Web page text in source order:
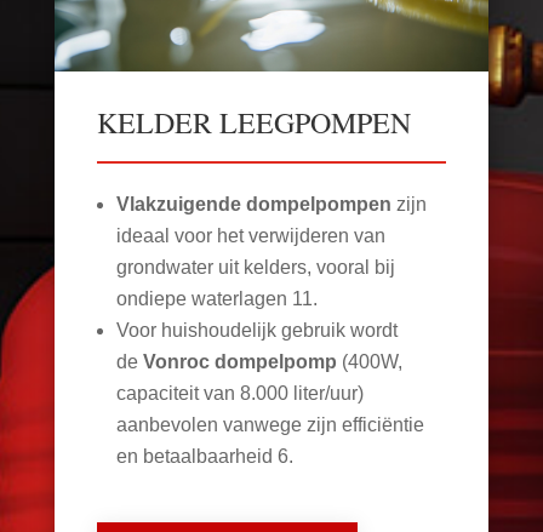
KELDER LEEGPOMPEN
Vlakzuigende dompelpompen zijn
ideaal voor het verwijderen van
grondwater uit kelders, vooral bij
ondiepe waterlagen 11.
Voor huishoudelijk gebruik wordt
de Vonroc dompelpomp (400W,
capaciteit van 8.000 liter/uur)
aanbevolen vanwege zijn efficiëntie
en betaalbaarheid 6.